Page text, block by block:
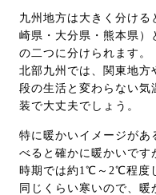
九州地方は大きく分け
崎県・大分県・熊本県）
の二つに分けられます。
北部九州では、関東地方
段の生活と変わらない気
装で大丈夫でしょう。
特に暖かいイメージがあ
べると確かに暖かいです
時期では約1℃～2℃程度
同じくらい寒いので、